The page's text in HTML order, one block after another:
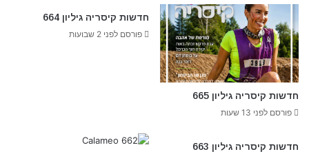
חדשות קיסריה גיליון 665
פורסם לפני 13 שעות
חדשות קיסריה גיליון 664
פורסם לפני 2 שבועות
חדשות קיסריה גיליון 663